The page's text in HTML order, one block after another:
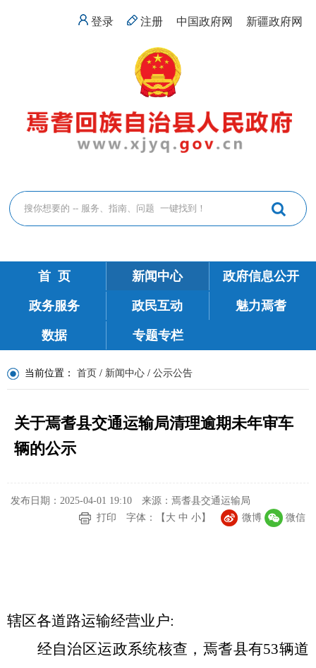
登录 注册 中国政府网 新疆政府网
首 页 新闻中心 政府信息公开
政务服务 政民互动 魅力焉耆
数据 专题专栏
当前位置： 首页 / 新闻中心 / 公示公告
关于焉耆县交通运输局清理逾期未年审车
辆的公示
发布日期：2025-04-01 19:10
来源：焉耆县交通运输局
打印
字体：【 大 中 小】 微博 微信
辖区各道路运输经营业户:
经自治区运政系统核查，焉耆县有53辆道